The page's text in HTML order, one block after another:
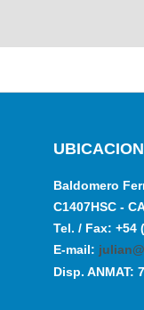
UBICACION
Baldomero
C1407HSC -
Tel. / Fax: +54
E-mail:
Disp. ANMAT: